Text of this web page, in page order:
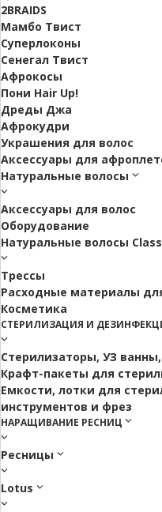
2BRAIDS
Мамбо Твист
Суперлоконы
Сенегал Твист
Афрокосы
Пони Hair Up!
Дреды Джа
Афрокудри
Украшения для волос
Аксессуары для
Натуральные волосы
Аксессуары для волос
Оборудование
Натуральные волосы
Трессы
Расходные материалы
Косметика
СТЕРИЛИЗАЦИЯ И
Стерилизаторы, УЗ
Крафт-пакеты для
Емкости, лотки для
инструментов и фрез
НАРАЩИВАНИЕ РЕСНИЦ
Ресницы
Lotus